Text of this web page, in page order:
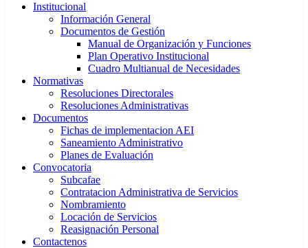
Institucional
Información General
Documentos de Gestión
Manual de Organización y Funciones
Plan Operativo Institucional
Cuadro Multianual de Necesidades
Normativas
Resoluciones Directorales
Resoluciones Administrativas
Documentos
Fichas de implementacion AEI
Saneamiento Administrativo
Planes de Evaluación
Convocatoria
Subcafae
Contratacion Administrativa de Servicios
Nombramiento
Locación de Servicios
Reasignación Personal
Contactenos